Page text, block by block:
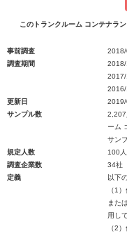
このトランクルーム コンテナラ
事前調査
調査期間
更新日
サンプル数
2,207
ーム
サン
規定人数
100
調査企業数
34社
定義
以下
（1
また
用し
（2